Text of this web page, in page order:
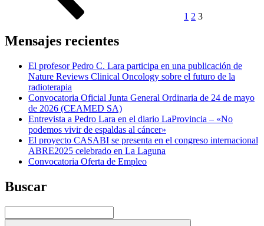
Canarias
(ITC)»
1 2 3
Mensajes recientes
El profesor Pedro C. Lara participa en una publicación de
Nature Reviews Clinical Oncology sobre el futuro de la
radioterapia
Convocatoria Oficial Junta General Ordinaria de 24 de mayo
de 2026 (CEAMED SA)
Entrevista a Pedro Lara en el diario LaProvincia – «No
podemos vivir de espaldas al cáncer»
El proyecto CASABI se presenta en el congreso internacional
ABRE2025 celebrado en La Laguna
Convocatoria Oferta de Empleo
Buscar
por: